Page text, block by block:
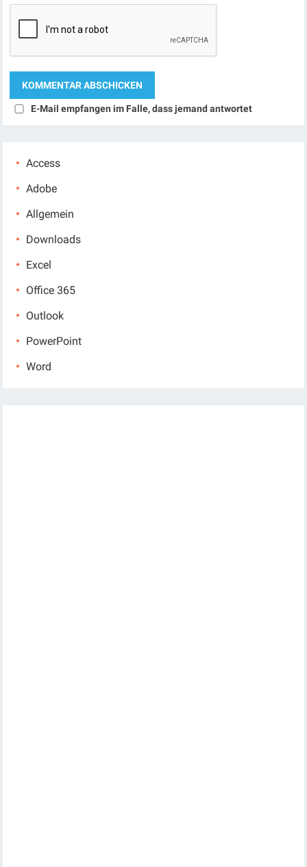
E-Mail empfangen im Falle, dass jemand antwortet
Access
Adobe
Allgemein
Downloads
Excel
Office 365
Outlook
PowerPoint
Word